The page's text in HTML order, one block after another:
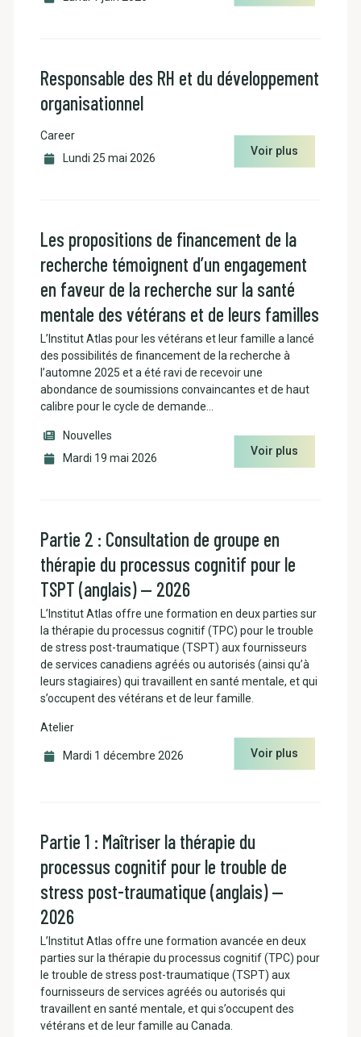
Responsable des RH et du développement
organisationnel
Career
Lundi 25 mai 2026
Voir plus
Les propositions de financement de la
recherche témoignent d’un engagement
en faveur de la recherche sur la santé
mentale des vétérans et de leurs familles
L’Institut Atlas pour les vétérans et leur famille a lancé
des possibilités de financement de la recherche à
l’automne 2025 et a été ravi de recevoir une
abondance de soumissions convaincantes et de haut
calibre pour le cycle de demande…
Nouvelles
Mardi 19 mai 2026
Voir plus
Partie 2 : Consultation de groupe en
thérapie du processus cognitif pour le
TSPT (anglais) — 2026
L’Institut Atlas offre une formation en deux parties sur
la thérapie du processus cognitif (TPC) pour le trouble
de stress post-traumatique (TSPT) aux fournisseurs
de services canadiens agréés ou autorisés (ainsi qu’à
leurs stagiaires) qui travaillent en santé mentale, et qui
s’occupent des vétérans et de leur famille.
Atelier
Mardi 1 décembre 2026 Voir plus
Partie 1 : Maîtriser la thérapie du
processus cognitif pour le trouble de
stress post-traumatique (anglais) —
2026
L’Institut Atlas offre une formation avancée en deux
parties sur la thérapie du processus cognitif (TPC) pour
le trouble de stress post-traumatique (TSPT) aux
fournisseurs de services agréés ou autorisés qui
travaillent en santé mentale, et qui s’occupent des
vétérans et de leur famille au Canada.